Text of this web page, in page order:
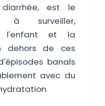
est le
à surveiller,
l'enfant et la
dehors de ces
banals
avec du